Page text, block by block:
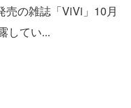
売の雑誌「ViVi」10月
してい...